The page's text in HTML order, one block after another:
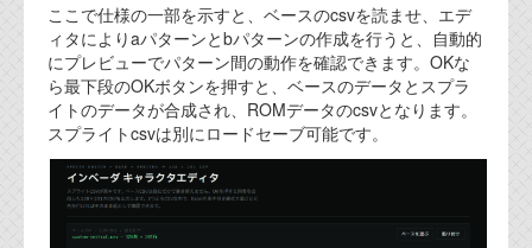
ここで仕様の一部を示すと、ベースのcsvを読ませ、エデ
ィタによりaパターンとbパターンの作成を行うと、自動的
にプレビューでパターン間の動作を確認できます。OKな
ら最下段のOKボタンを押すと、ベースのデータとスプラ
イトのデータが合成され、ROMデータのcsvとなります。
スプライトcsvは別にロードセーブ可能です。